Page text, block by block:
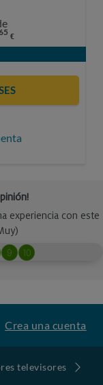
€
Crea una cuenta
televisores